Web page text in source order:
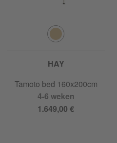
HAY
Tamoto bed 160x200cm
4-6 weken
1.649,00 €